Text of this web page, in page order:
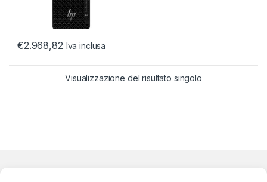
€2.968,82 Iva inclusa
Visualizzazione del risultato singolo